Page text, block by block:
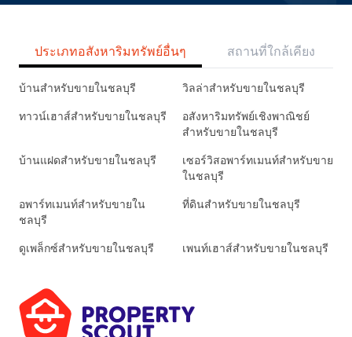
ประเภทอสังหาริมทรัพย์อื่นๆ สถานที่ใกล้เคียง
บ้านสำหรับขายในชลบุรี วิลล่าสำหรับขายในชลบุรี
ทาวน์เฮาส์สำหรับขายในชลบุรี
อสังหาริมทรัพย์เชิงพาณิชย์
สำหรับขายในชลบุรี
บ้านแฝดสำหรับขายในชลบุรี
เซอร์วิสอพาร์ทเมนท์สำหรับขาย
ในชลบุรี
อพาร์ทเมนท์สำหรับขายใน
ชลบุรี
ที่ดินสำหรับขายในชลบุรี
ดูเพล็กซ์สำหรับขายในชลบุรี เพนท์เฮาส์สำหรับขายในชลบุรี